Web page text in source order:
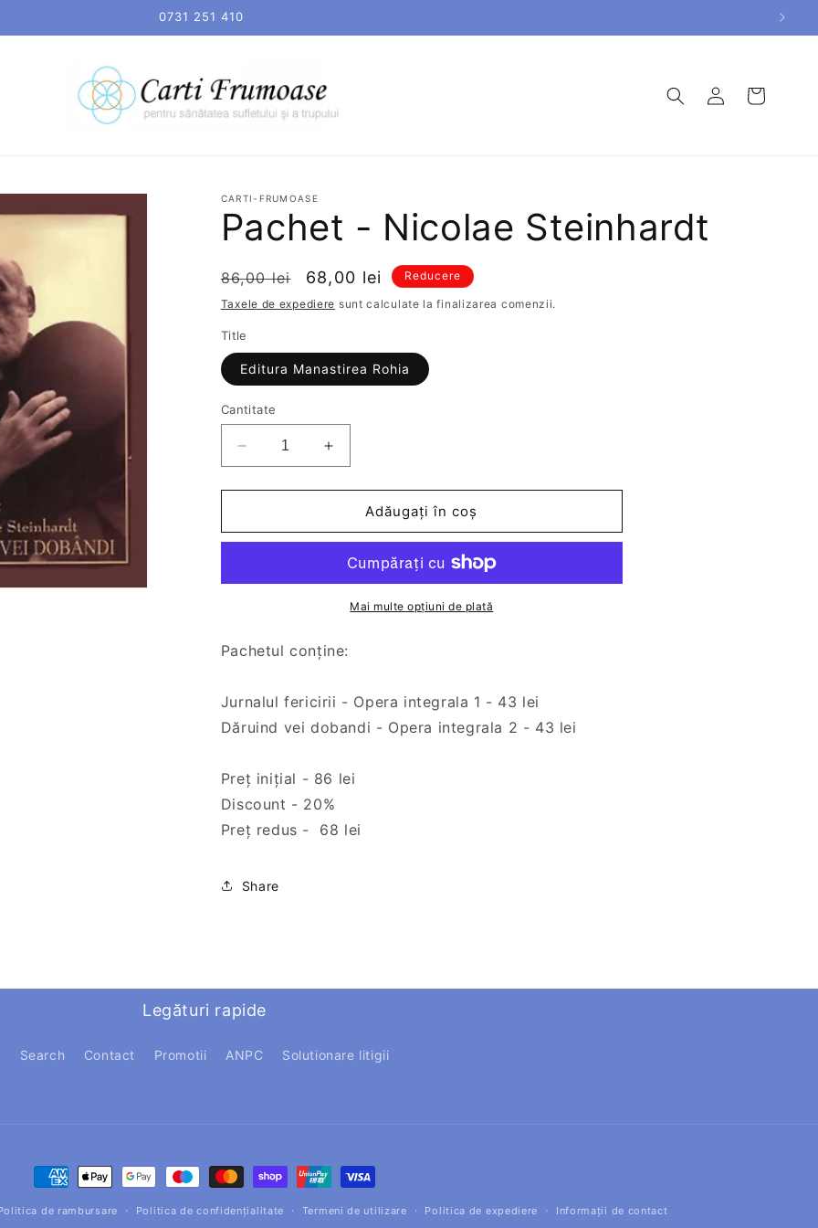
0731 251 410
Conectați-
vă
Coș
CARTI-FRUMOASE
Pachet - Nicolae Steinhardt
Preț
obișnuit
86,00 lei
Preț
redus
68,00 lei Reducere
Taxele de expediere sunt calculate la finalizarea comenzii.
Title
Editura Manastirea Rohia
Cantitate
Reduceți
cantitatea
pentru
-
Creșteți
cantitatea
pentru
Pachet
-
Steinhardt
Adăugați în coș
Mai multe opțiuni de plată
Pachetul conține:
Jurnalul fericirii - Opera integrala 1 - 43 lei
Dăruind vei dobandi - Opera integrala 2 - 43 lei
Preț inițial - 86 lei
Discount - 20%
Preț redus - 68 lei
Share
Legături rapide
Search Contact Promotii ANPC Solutionare litigii
Metode
de
de rambursare Politica de confidențialitate Termeni de utilizare Politica de expediere Informații de contact